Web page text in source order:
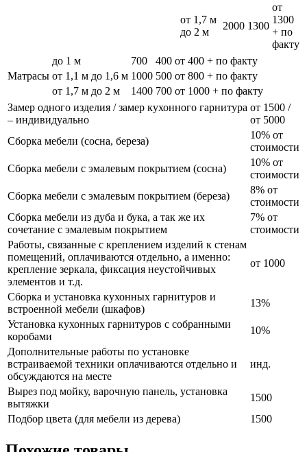
от 1,7 м
до 2 м
2000 1300
от
1300
+ по
факту
Матрасы
до 1 м 700 400 от 400 + по факту
от 1,1 м до 1,6 м 1000 500 от 800 + по факту
от 1,7 м до 2 м
1400 700 от 1000 + по факту
Замер одного изделия / замер кухонного гарнитура
– индивидуально
от 1500 /
от 5000
Сборка мебели (сосна, береза)
10% от
стоимости
Сборка мебели с эмалевым покрытием (сосна)
10% от
стоимости
Сборка мебели с эмалевым покрытием (береза)
8% от
стоимости
Сборка мебели из дуба и бука, а так же их
сочетание с эмалевым покрытием
7% от
стоимости
Работы, связанные с креплением изделий к стенам
помещений, оплачиваются отдельно, а именно:
крепление зеркала, фиксация неустойчивых
элементов и т.д.
от 1000
Сборка и установка кухонных гарнитуров и
встроенной мебели (шкафов)
13%
Установка кухонных гарнитуров с собранными
коробами
10%
Дополнительные работы по установке
встраиваемой техники оплачиваются отдельно и
обсуждаются на месте
инд.
Вырез под мойку, варочную панель, установка
вытяжки
1500
Подбор цвета (для мебели из дерева)
1500